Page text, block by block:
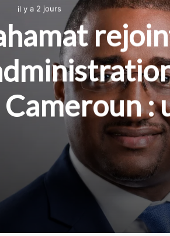
il y a 2 jours
:
de la
de la